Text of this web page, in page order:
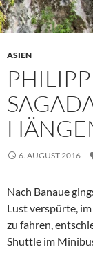
ASIEN
6. AUGUST 2016
Nach Banaue
Lust verspürte,
zu fahren,
Shuttle im